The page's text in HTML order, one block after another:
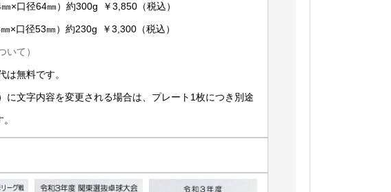
×口径64㎜）約300g ￥3,850（税込）
×口径53㎜）約230g ￥3,300（税込）
いて）
は無料です。
に文字内容を変更される場合は、プレート1枚につき別途